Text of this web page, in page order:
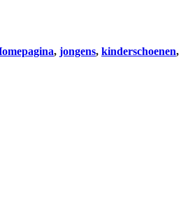
, jongens, kinderschoenen,